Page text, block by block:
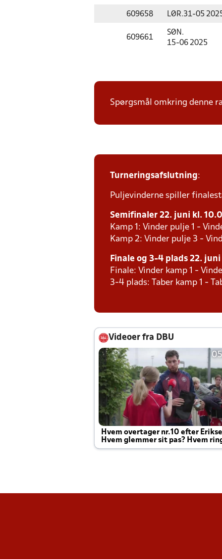
609658 LØR.31-05
609661
SØN.
15-06 2025
Spørgsmål omkring denne
Turneringsafslutning:
Puljevinderne spiller
Semifinaler 22. juni kl.
Kamp 1: Vinder pulje 1 -
Kamp 2: Vinder pulje 3 -
Finale og 3-4 plads 22.
Finale: Vinder kamp 1 -
3-4 plads: Taber kamp 1 -
Videoer fra DBU
Hvem overtager nr.10 efter
Hvem glemmer sit pas? Hvem
Joachim altid til efter kampe?